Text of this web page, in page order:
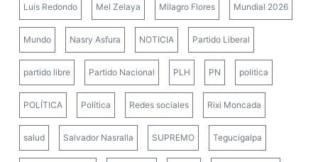
Luis Redondo Mel Zelaya Milagro Flores Mundial 2026
Mundo Nasry Asfura NOTICIA Partido Liberal
partido libre Partido Nacional PLH PN politica
POLÍTICA Política Redes sociales Rixi Moncada
salud Salvador Nasralla SUPREMO Tegucigalpa